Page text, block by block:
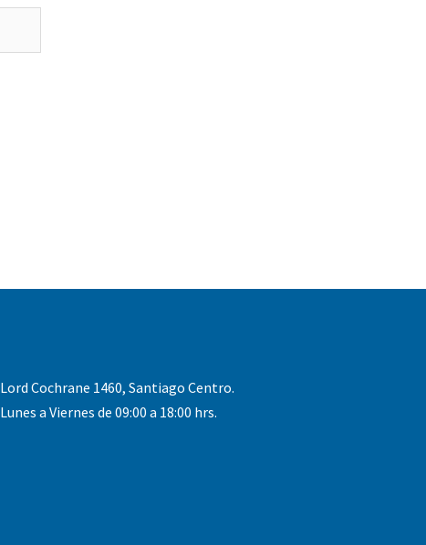
Lord Cochrane 1460, Santiago Centro.
Lunes a Viernes de 09:00 a 18:00 hrs.